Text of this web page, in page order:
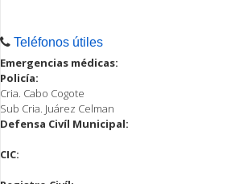
Teléfonos útiles
Emergencias médicas:
Policía:
Cria. Cabo Cogote
Sub Cria. Juárez Celman
Defensa Civíl Municipal:
CIC: